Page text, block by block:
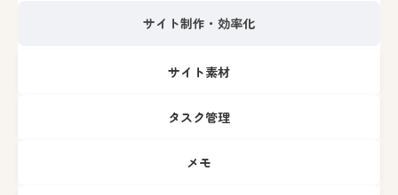
サイト制作・効率化
サイト素材
タスク管理
メモ